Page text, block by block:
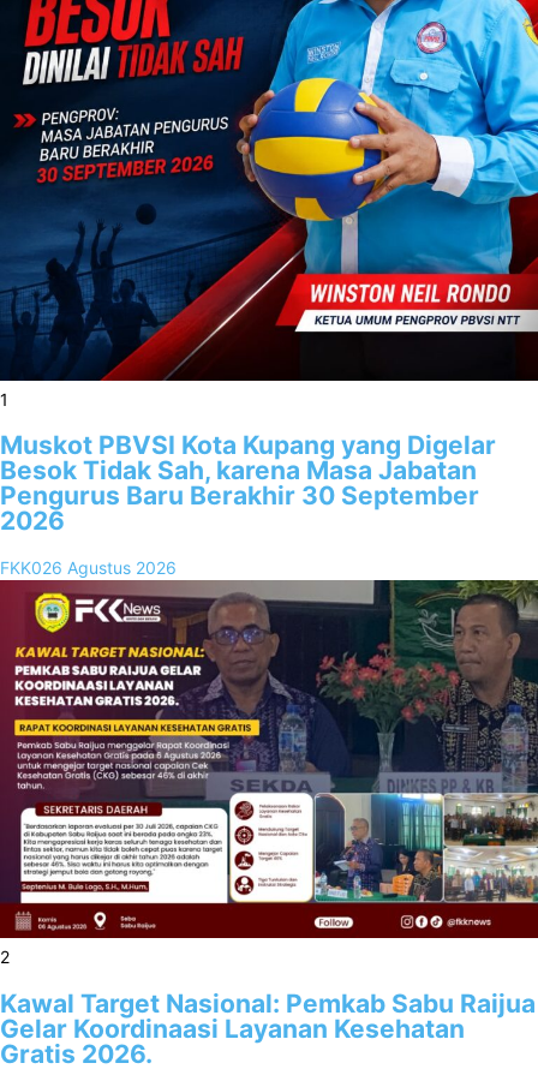
1
Muskot PBVSI Kota Kupang yang Digelar
Besok Tidak Sah, karena Masa Jabatan
Pengurus Baru Berakhir 30 September
2026
FKK026 Agustus 2026
2
Kawal Target Nasional: Pemkab Sabu Raijua
Gelar Koordinaasi Layanan Kesehatan
Gratis 2026.